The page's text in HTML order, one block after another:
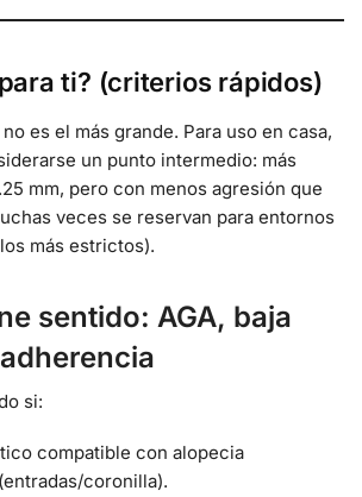
ti? (criterios rápidos)
es el más grande. Para uso en casa,
un punto intermedio: más
mm, pero con menos agresión que
veces se reservan para entornos
más estrictos).
sentido: AGA, baja
si:
compatible con alopecia
coronilla).